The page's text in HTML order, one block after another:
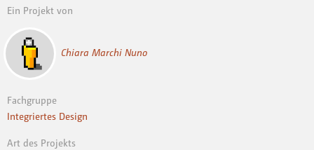
Ein Projekt von
Chiara Marchi Nuno
Fachgruppe
Integriertes Design
Art des Projekts